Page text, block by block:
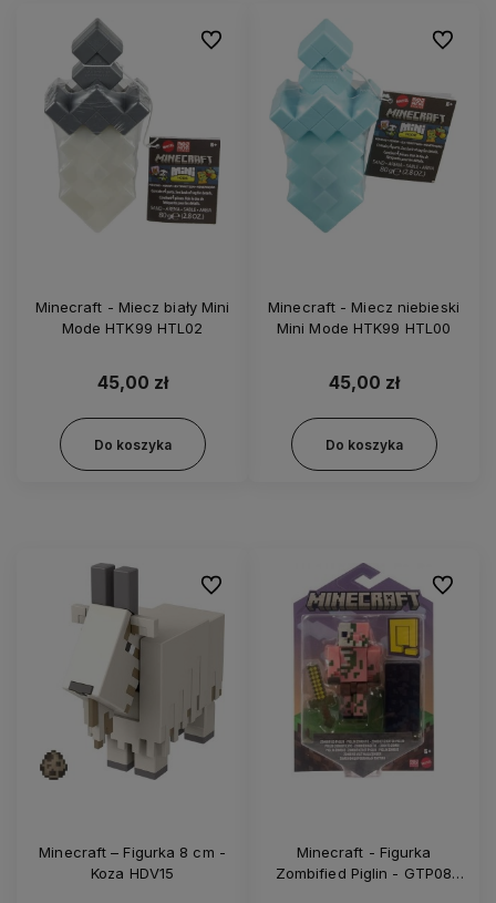
Minecraft - Miecz biały Mini
Mode HTK99 HTL02
45,00 zł
Do koszyka
Do ulubionych
Minecraft - Miecz niebieski
Mini Mode HTK99 HTL00
45,00 zł
Do koszyka
Do
Minecraft – Figurka 8 cm -
Koza HDV15
Do ulubionych
Minecraft - Figurka
Zombified Piglin - GTP08
Do